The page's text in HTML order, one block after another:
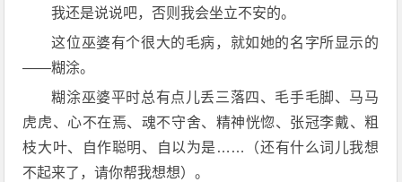
我还是说说吧，否则我会坐立不安的。
这位巫婆有个很大的毛病，就如她的名字所显示的
——糊涂。
糊涂巫婆平时总有点儿丢三落四、毛手毛脚、马马
虎虎、心不在焉、魂不守舍、精神恍惚、张冠李戴、粗
枝大叶、自作聪明、自以为是……（还有什么词儿我想
不起来了，请你帮我想想）。